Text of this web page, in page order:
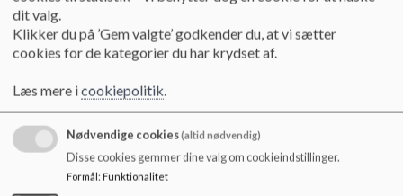
ELEVER - ANTAL, MÅLGRUPPE M.M.:
Vi har 54 elever, som er delt op i 8 klasser
Undervisningstiden er mandag, tirsdag og torsdag fra 8.00
her undervises der primært i folkeskolens fag. Klasserne er
dannet med udgangspunkt i børnenes behov og
skolealder. Der er til alle klasser, som et minimum, tilknyttet
1 lærer og 1 pædagog
dit valg.
Klikker du på ’Gem valgte’ godkender du, at vi sætter
cookies for de kategorier du har krydset af.
Læs mere icookiepolitik.
Nødvendige cookies(altid nødvendig)
Disse cookies gemmer dine valg om cookieindstillinger.
Formål: Funktionalitet